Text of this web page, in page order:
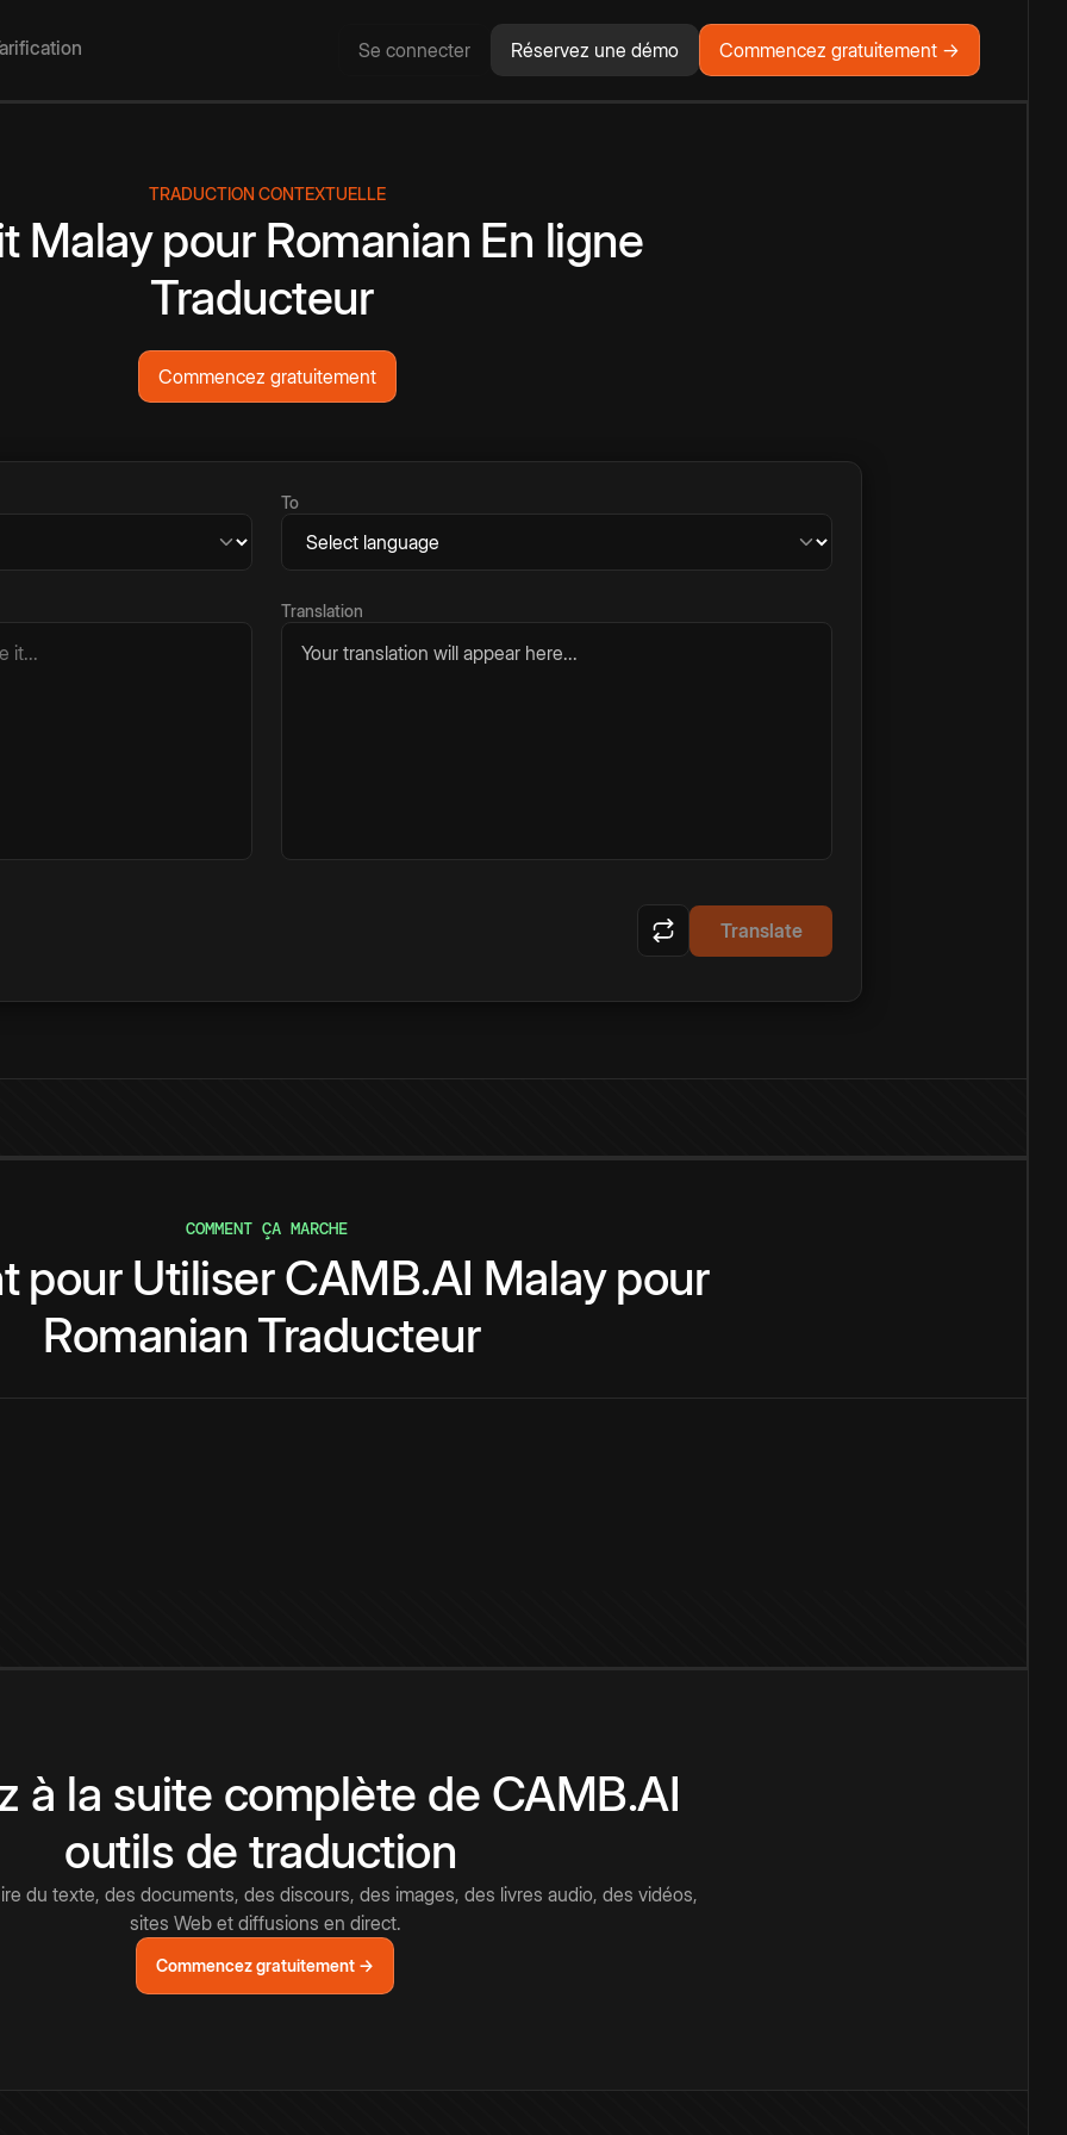
Se connecter Réservez une démo Commencez gratuitement →
TRADUCTION CONTEXTUELLE
Malay pour Romanian En ligne
Traducteur
Commencez gratuitement
To
Translation
Your translation will appear here...
Translate
COMMENT ÇA MARCHE
pour UtiliserCAMB.AI Malaypour
Romanian Traducteur
à la suite complète de CAMB.AI
outils de traduction
du texte, des documents, des discours, des images, des livres audio, des vidéos,
sites Web et diffusions en direct.
Commencez gratuitement →